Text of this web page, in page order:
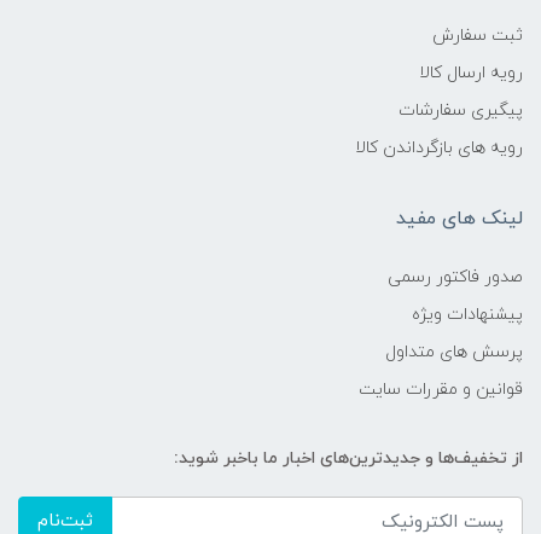
ثبت سفارش
رویه ارسال کالا
پیگیری سفارشات
رویه های بازگرداندن کالا
لینک های مفید
صدور فاکتور رسمی
پیشنهادات ویژه
پرسش های متداول
قوانین و مقررات سایت
از تخفیف‌ها و جدیدترین‌های اخبار ما باخبر شوید:
ثبت‌نام